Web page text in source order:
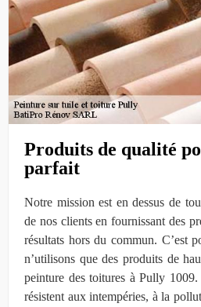
Produits de qualité
parfait
Notre mission est en dessus de
de nos clients en fournissant des
résultats hors du commun. C’est
n’utilisons que des produits de
peinture des toitures à Pully
résistent aux intempéries, à la